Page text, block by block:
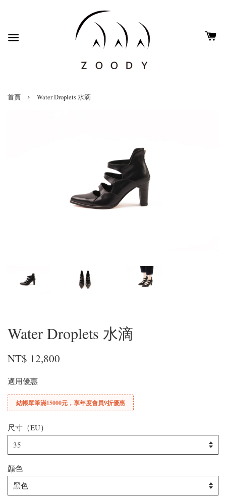
首頁 › Water Droplets 水滴
Water Droplets 水滴
NT$ 12,800
適用優惠
結帳單筆滿15000元，享年度會員9折優惠
尺寸（EU）
顏色